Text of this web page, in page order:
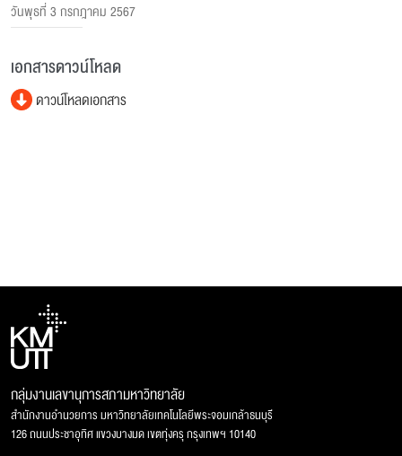
วันพุธที่ 3 กรกฎาคม 2567
เอกสารดาวน์โหลด
ดาวน์โหลดเอกสาร
กลุ่มงานเลขานุการสภามหาวิทยาลัย
สำนักงานอำนวยการ มหาวิทยาลัยเทคโนโลยีพระจอมเกล้าธนบุรี
126 ถนนประชาอุทิศ แขวงบางมด เขตทุ่งครุ กรุงเทพฯ 10140